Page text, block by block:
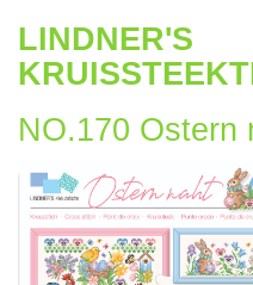
LINDNER'S
NO.170 Ostern